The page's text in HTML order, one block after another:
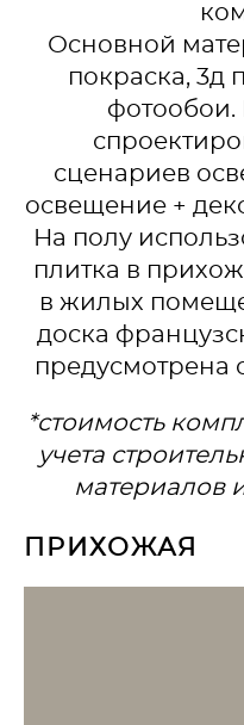
Основной
покраска, 3д
сценариев
освещение +
На полу
плитка в
в жилых
доска
предусмотрена
*стоимость
учета
материалов
ПРИХОЖАЯ